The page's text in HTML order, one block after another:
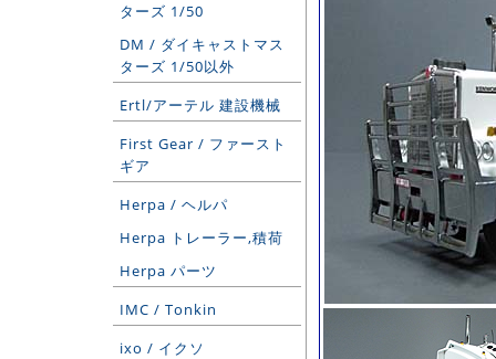
ターズ 1/50
DM / ダイキャストマス
ターズ 1/50以外
Ertl/アーテル 建設機械
First Gear / ファースト
ギア
Herpa / ヘルパ
Herpa トレーラー,積荷
Herpa パーツ
IMC / Tonkin
ixo / イクソ